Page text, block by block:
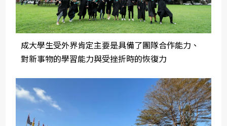
成大學生受外界肯定主要是具備了團隊合作能力、
對新事物的學習能力與受挫折時的恢復力